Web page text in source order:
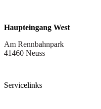
Haupteingang West
Am Rennbahnpark
41460 Neuss
Servicelinks